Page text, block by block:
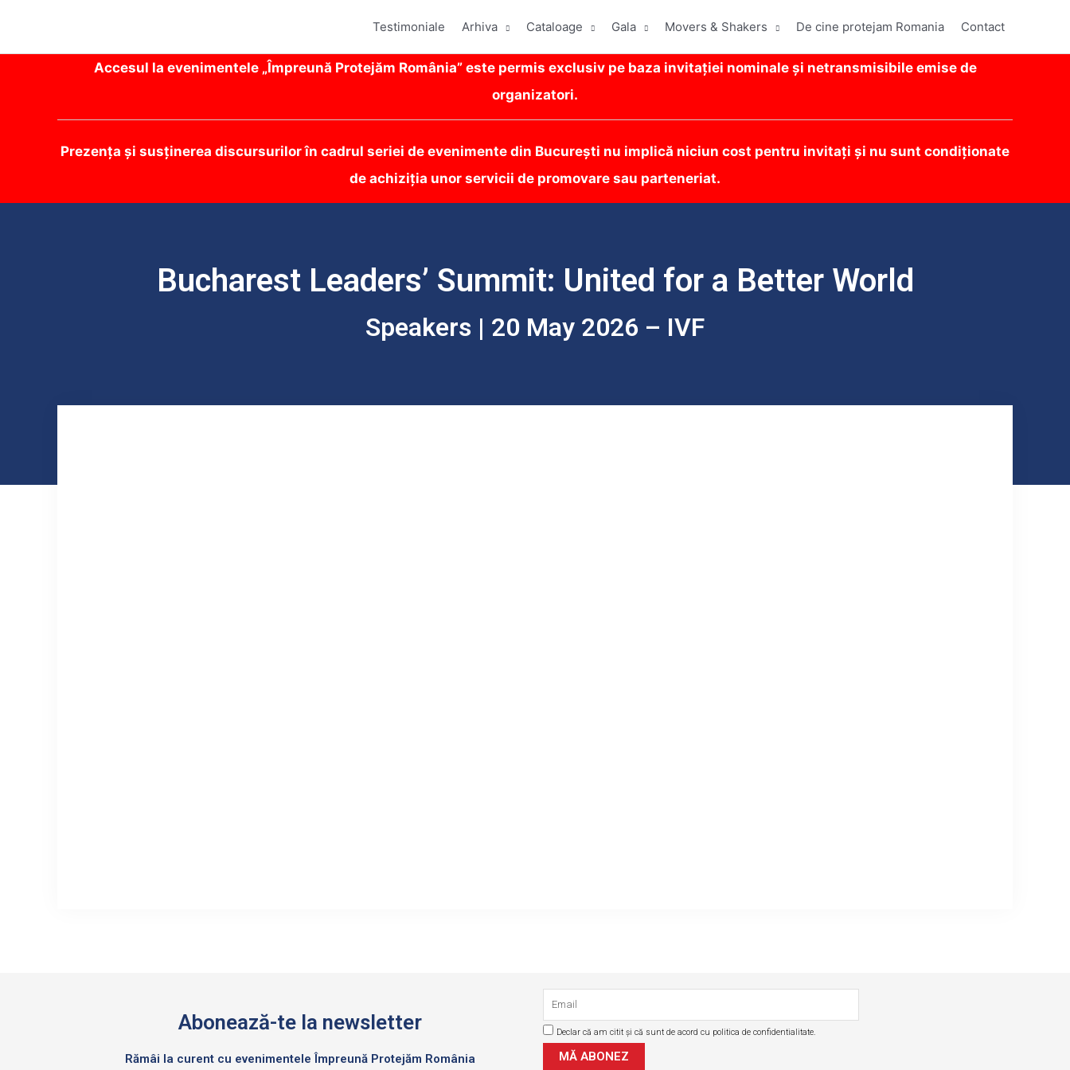
Testimoniale Arhiva Cataloage Gala Movers & Shakers De cine protejam Romania Contact
Accesul la evenimentele „Împreună Protejăm România” este permis exclusiv pe baza invitației nominale și netransmisibile emise de
organizatori.
Prezența și susținerea discursurilor în cadrul seriei de evenimente din București nu implică niciun cost pentru invitați și nu sunt condiționate
de achiziția unor servicii de promovare sau parteneriat.
Bucharest Leaders’ Summit: United for a Better World
Speakers | 20 May 2026 – IVF
Abonează-te la newsletter
Rămâi la curent cu evenimentele Împreună Protejăm România
Declar că am citit și că sunt de acord cu politica de confidentialitate.
MĂ ABONEZ